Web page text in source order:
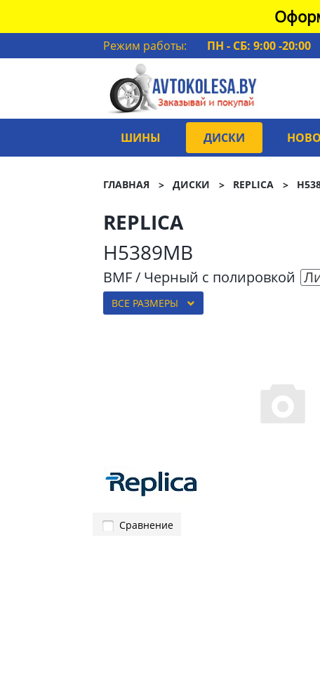
Режим работы: ПН - СБ: 9:00 -20:00
ШИНЫ ДИСКИ
ГЛАВНАЯ ДИСКИ REPLICA
REPLICA
H5389MB
BMF / Черный с полировкой
ВСЕ РАЗМЕРЫ
Сравнение